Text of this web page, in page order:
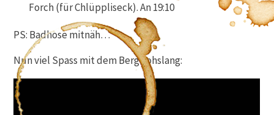
Forch (für Chlüppliseck). An 19:10
PS: Badhose mitnäh…
Nun viel Spass mit dem Bergflohslang: